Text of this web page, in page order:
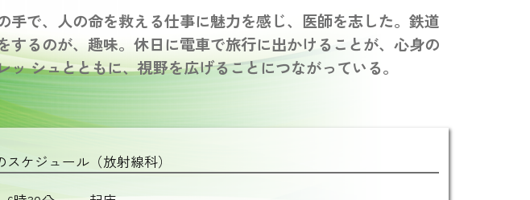
手で、人の命を救える仕事に魅力を感じ、医師を志した。鉄道
するのが、趣味。休日に電車で旅行に出かけることが、心身の
ッ シュとともに、視野を広げることにつながっている。
スケジュール（放射線科）